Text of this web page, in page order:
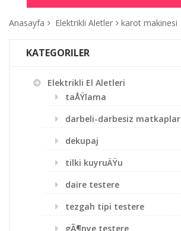
Anasayfa Elektrikli Aletler karot makinesi
KATEGORILER
Elektrikli El Aletleri
taÅŸlama
darbeli-darbesiz matkaplar
dekupaj
tilki kuyruÄŸu
daire testere
tezgah tipi testere
gÃ¶nye testere